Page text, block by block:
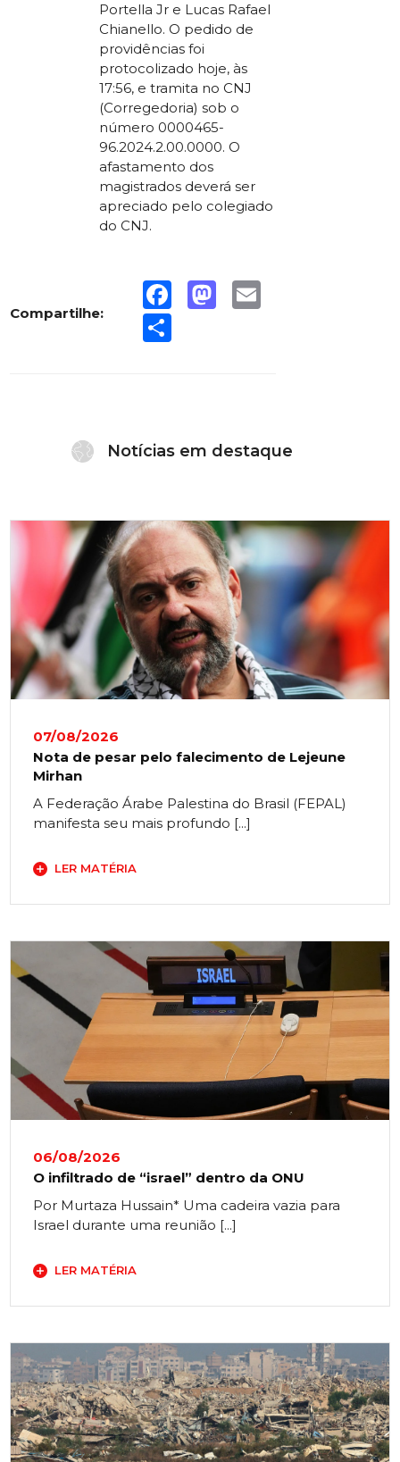
Portella Jr e Lucas Rafael
Chianello. O pedido de
providências foi
protocolizado hoje, às
17:56, e tramita no CNJ
(Corregedoria) sob o
número 0000465-
96.2024.2.00.0000. O
afastamento dos
magistrados deverá ser
apreciado pelo colegiado
do CNJ.
Compartilhe:
Facebook
Mastodon
Notícias em destaque
07/08/2026
Nota de pesar pelo falecimento de Lejeune
Mirhan
A Federação Árabe Palestina do Brasil (FEPAL)
manifesta seu mais profundo [...]
LER MATÉRIA
06/08/2026
O infiltrado de “israel” dentro da ONU
Por Murtaza Hussain* Uma cadeira vazia para
Israel durante uma reunião [...]
LER MATÉRIA